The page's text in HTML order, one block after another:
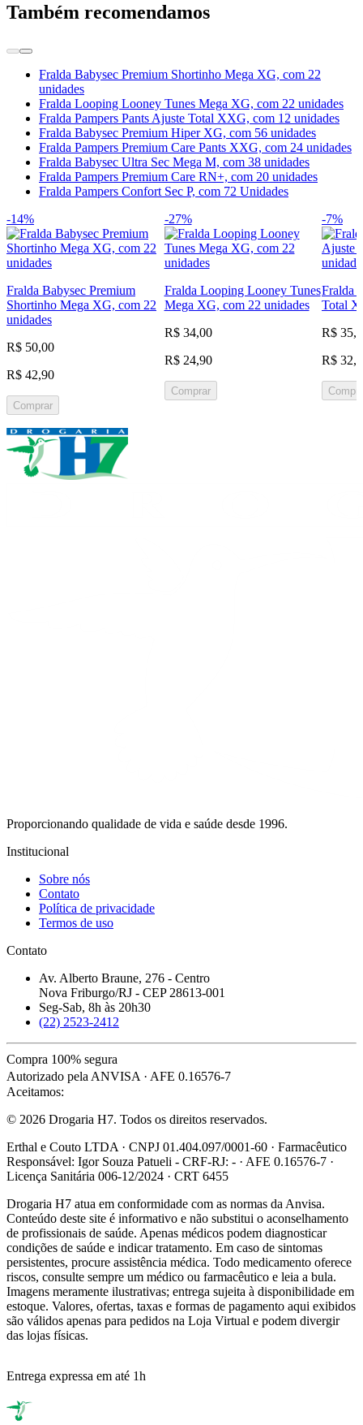
Também recomendamos
Fralda Babysec Premium Shortinho Mega XG, com 22
unidades
Fralda Looping Looney Tunes Mega XG, com 22 unidades
Fralda Pampers Pants Ajuste Total XXG, com 12 unidades
Fralda Babysec Premium Hiper XG, com 56 unidades
Fralda Pampers Premium Care Pants XXG, com 24 unidades
Fralda Babysec Ultra Sec Mega M, com 38 unidades
Fralda Pampers Premium Care RN+, com 20 unidades
Fralda Pampers Confort Sec P, com 72 Unidades
-14%
Fralda Babysec Premium
Shortinho Mega XG, com 22
unidades
R$ 50,00
R$ 42,90
Comprar
-27%
Fralda Looping Looney Tunes
Mega XG, com 22 unidades
R$ 34,00
R$ 24,90
Comprar
-7%
Fralda
Total
R$
R$
Proporcionando qualidade de vida e saúde desde 1996.
Institucional
Sobre nós
Contato
Política de privacidade
Termos de uso
Contato
Av. Alberto Braune, 276 - Centro
Nova Friburgo/RJ - CEP 28613-001
Seg-Sab, 8h às 20h30
(22) 2523-2412
Compra 100% segura
Autorizado pela ANVISA · AFE 0.16576-7
Aceitamos:
© 2026 Drogaria H7. Todos os direitos reservados.
Erthal e Couto LTDA · CNPJ 01.404.097/0001-60 · Farmacêutico
Responsável: Igor Souza Patueli - CRF-RJ: - · AFE 0.16576-7 ·
Licença Sanitária 006-12/2024 · CRT 6455
Drogaria H7 atua em conformidade com as normas da Anvisa.
Conteúdo deste site é informativo e não substitui o aconselhamento
de profissionais de saúde. Apenas médicos podem diagnosticar
condições de saúde e indicar tratamento. Em caso de sintomas
persistentes, procure assistência médica. Todo medicamento oferece
riscos, consulte sempre um médico ou farmacêutico e leia a bula.
Imagens meramente ilustrativas; entrega sujeita à disponibilidade em
estoque. Valores, ofertas, taxas e formas de pagamento aqui exibidos
são válidos apenas para pedidos na Loja Virtual e podem divergir
das lojas físicas.
Entrega expressa em até 1h